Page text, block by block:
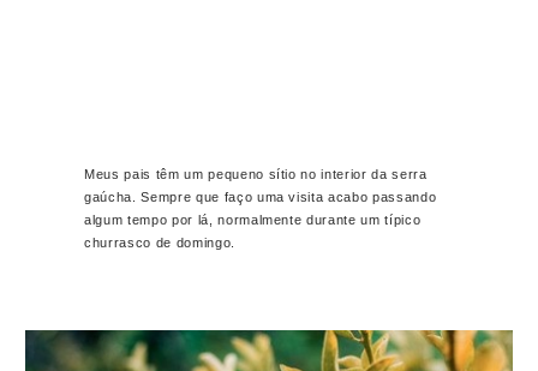
Meus pais têm um pequeno sítio no interior da serra
gaúcha. Sempre que faço uma visita acabo passando
algum tempo por lá, normalmente durante um típico
churrasco de domingo.